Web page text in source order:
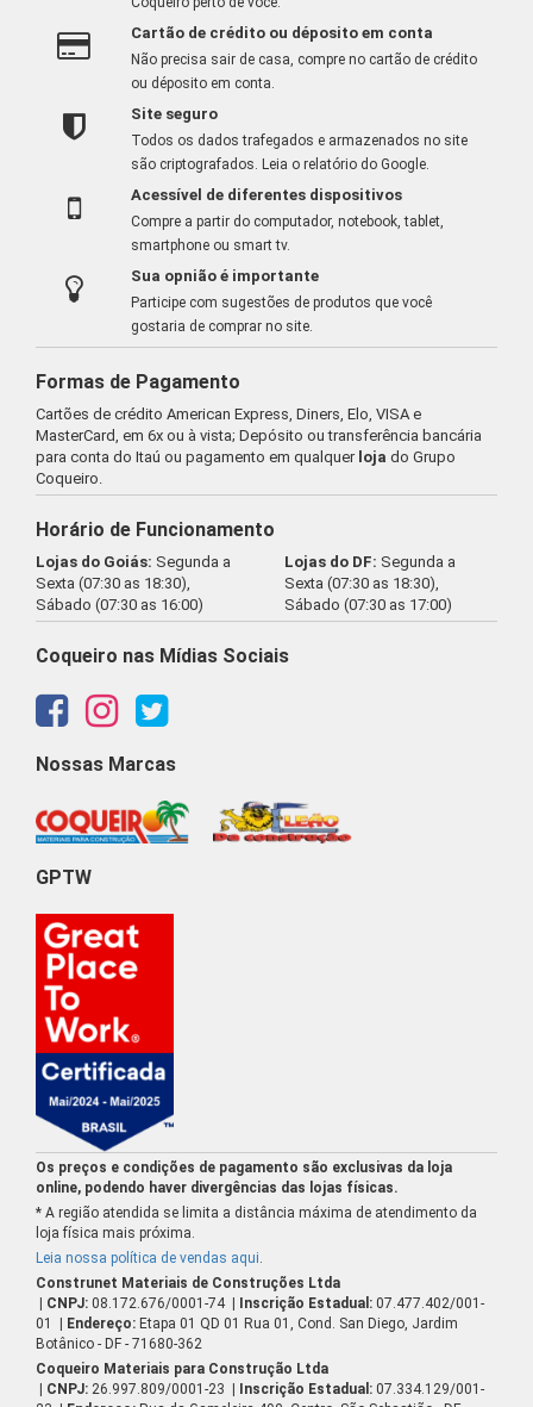
Cartão de crédito ou déposito em conta
Não precisa sair de casa, compre no cartão de crédito
ou déposito em conta.
Site seguro
Todos os dados trafegados e armazenados no site
são criptografados. Leia o relatório do Google.
Acessível de diferentes dispositivos
Compre a partir do computador, notebook, tablet,
smartphone ou smart tv.
Sua opnião é importante
Participe com sugestões de produtos que você
gostaria de comprar no site.
Formas de Pagamento
Cartões de crédito American Express, Diners, Elo, VISA e
MasterCard, em 6x ou à vista; Depósito ou transferência bancária
para conta do Itaú ou pagamento em qualquer loja do Grupo
Coqueiro.
Horário de Funcionamento
Lojas do Goiás: Segunda a
Sexta (07:30 as 18:30),
Sábado (07:30 as 16:00)
Lojas do DF: Segunda a
Sexta (07:30 as 18:30),
Sábado (07:30 as 17:00)
Coqueiro nas Mídias Sociais
Nossas Marcas
GPTW
Os preços e condições de pagamento são exclusivas da loja
online, podendo haver divergências das lojas físicas.
* A região atendida se limita a distância máxima de atendimento da
loja física mais próxima.
Leia nossa política de vendas aqui
Construnet Materiais de Construções Ltda
| CNPJ: 08.172.676/0001-74 | Inscrição Estadual: 07.477.402/001-
01
| Endereço: Etapa 01 QD 01 Rua 01, Cond. San Diego, Jardim
Botânico - DF - 71680-362
Coqueiro Materiais para Construção Ltda
| CNPJ: 26.997.809/0001-23 | Inscrição Estadual: 07.334.129/001-